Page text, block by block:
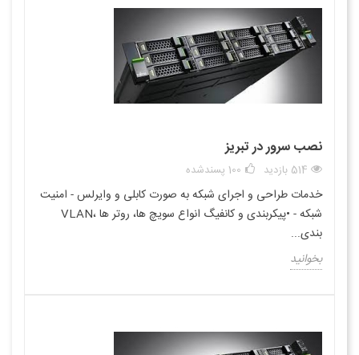
نصب سرور در تبریز
514 بازدید 100 پسندشده
خدمات طراحی و اجرای شبکه به صورت کابلی و وایرلس - امنیت
شبکه - •پیکربندی و کانفیگ انواع سویچ ها، روتر ها ،VLAN
بندی...
بخوانید